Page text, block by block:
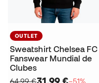
OUTLET
Sweatshirt Chelsea FC
Fanswear Mundial de
Clubes
64,99 €
−51%